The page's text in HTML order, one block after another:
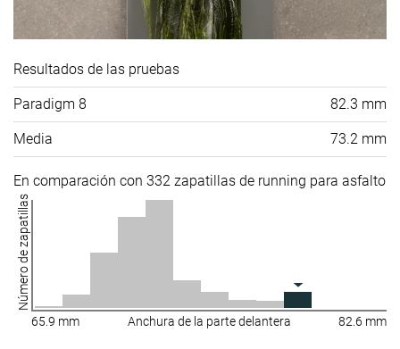
Resultados de las pruebas
Paradigm 8 82.3 mm
Media 73.2 mm
En comparación con 332 zapatillas de running para asfalto
Número de zapatillas
65.9 mm Anchura de la parte delantera 82.6 mm